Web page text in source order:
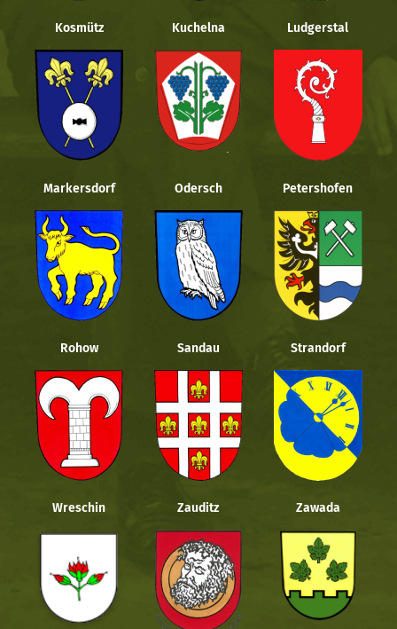
Kosmütz Kuchelna Ludgerstal
Markersdorf Odersch Petershofen
Rohow Sandau Strandorf
Wreschin Zauditz Zawada